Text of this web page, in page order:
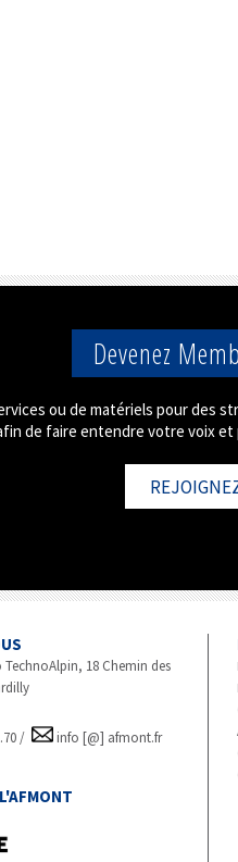
Devenez
ou de matériels pour des
de faire entendre votre voix
18 Chemin des
/ info [@] afmont.fr